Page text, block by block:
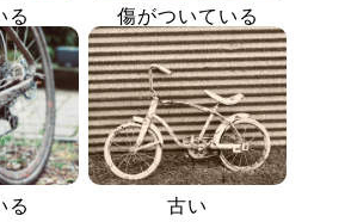
る 傷がついている
る 古い